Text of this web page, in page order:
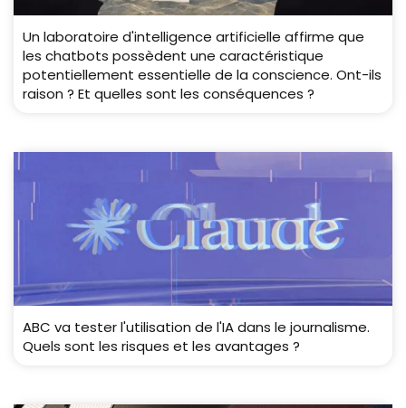
Un laboratoire d'intelligence artificielle affirme que
les chatbots possèdent une caractéristique
potentiellement essentielle de la conscience. Ont-ils
raison ? Et quelles sont les conséquences ?
ABC va tester l'utilisation de l'IA dans le journalisme.
Quels sont les risques et les avantages ?